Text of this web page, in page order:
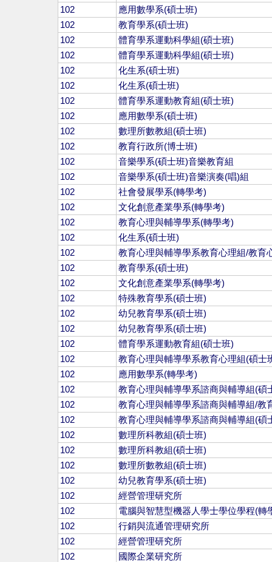
102
應用數學系(碩士班)
102
教育學系(碩士班)
102
體育學系運動科學組(碩士班)
102
體育學系運動科學組(碩士班)
102
化生系(碩士班)
102
化生系(碩士班)
102
體育學系運動教育組(碩士班)
102
應用數學系(碩士班)
102
數理所數教組(碩士班)
102
教育行政所(博士班)
102
音樂學系(碩士班)音樂教育組
102
音樂學系(碩士班)音樂演奏(唱)組
102
社會發展學系(轉學考)
102
文化創意產業學系(轉學考)
102
教育心理與輔導學系(轉學考)
102
化生系(碩士班)
102
教育心理與輔導學系教育心理組/教育
102
教育學系(碩士班)
102
文化創意產業學系(轉學考)
102
特殊教育學系(碩士班)
102
幼兒教育學系(碩士班)
102
幼兒教育學系(碩士班)
102
體育學系運動教育組(碩士班)
102
教育心理與輔導學系教育心理組(碩士
102
應用數學系(轉學考)
102
教育心理與輔導學系諮商與輔導組(碩
102
教育心理與輔導學系諮商與輔導組/教
102
教育心理與輔導學系諮商與輔導組(碩
102
數理所科教組(碩士班)
102
數理所科教組(碩士班)
102
數理所數教組(碩士班)
102
幼兒教育學系(碩士班)
102
經營管理研究所
102
電腦與智慧型機器人學士學位學程(轉
102
行銷與流通管理研究所
102
經營管理研究所
102
國際企業研究所